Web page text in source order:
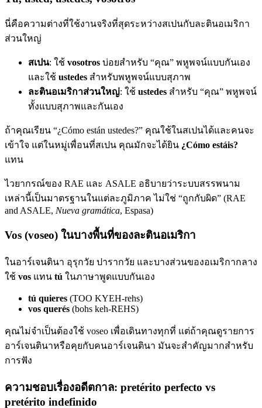
นี่คือความต่างที่ใช้งานจริงที่สุดระหว่างสเปนกับละตินอเมริกา
ส่วนใหญ่
สเปน: ใช้ vosotros บ่อยสำหรับ “คุณ” พหูพจน์แบบกันเอง
และใช้ ustedes สำหรับพหูพจน์แบบสุภาพ
ละตินอเมริกาส่วนใหญ่: ใช้ ustedes สำหรับ “คุณ” พหูพจน์
ทั้งแบบสุภาพและกันเอง
ถ้าคุณเรียน “¿Cómo están ustedes?” คุณใช้ในสเปนได้และคนจะ
เข้าใจ แต่ในหมู่เพื่อนที่สเปน คุณมักจะได้ยิน ¿Cómo estáis?
แทน
ไวยากรณ์ของ RAE และ ASALE อธิบายว่าระบบสรรพนาม
เหล่านี้เป็นมาตรฐานในแต่ละภูมิภาค ไม่ใช่ “ถูกกับผิด” (RAE
and ASALE, Nueva gramática, Espasa)
Vos (voseo) ในบางพื้นที่ของละตินอเมริกา
ในอาร์เจนตินา อุรุกวัย ปารากวัย และบางส่วนของอเมริกากลาง
ใช้ vos แทน tú ในภาษาพูดแบบกันเอง
tú quieres (TOO KYEH-rehs)
vos querés (bohs keh-REHS)
คุณไม่จำเป็นต้องใช้ voseo เพื่อเดินทางทุกที่ แต่ถ้าคุณดูรายการ
อาร์เจนตินาหรือคุยกับคนอาร์เจนตินา มันจะสำคัญมากสำหรับ
การฟัง
ความชอบเรื่องอดีตกาล: pretérito perfecto vs
pretérito indefinido